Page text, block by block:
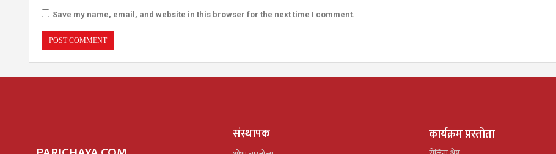
Save my name, email, and website in this browser for the next time I comment.
संस्थापक कार्यक्रम प्रस्तोता